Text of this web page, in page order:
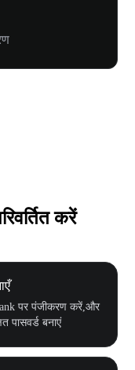
करें
पर पंजीकरण करें,और
पासवर्ड बनाएं